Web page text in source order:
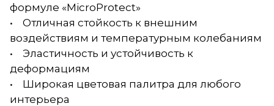
формуле «MicroProtect»
• Отличная стойкость к внешним
воздействиям и температурным колебаниям
• Эластичность и устойчивость к
деформациям
• Широкая цветовая палитра для любого
интерьера